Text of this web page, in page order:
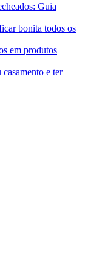
Guia
bonita todos os
em produtos
e ter